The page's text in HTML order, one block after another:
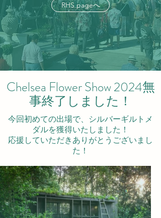
RHS pageへ
Chelsea Flower Show 2024無
事終了しました！
今回初めての出場で、シルバーギルトメ
ダルを獲得いたしました！
​応援していただきありがとうございまし
た！